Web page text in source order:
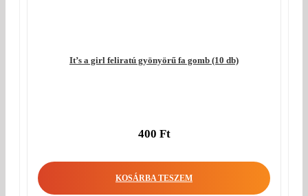
It’s a girl feliratú gyönyörű fa gomb (10 db)
400 Ft
KOSÁRBA TESZEM